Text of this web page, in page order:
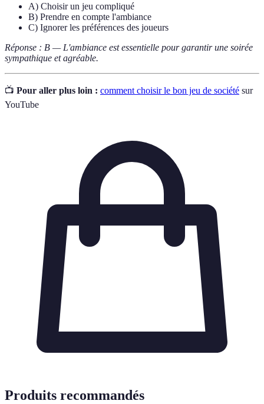
A) Choisir un jeu compliqué
B) Prendre en compte l'ambiance
C) Ignorer les préférences des joueurs
Réponse : B — L'ambiance est essentielle pour garantir une soirée
sympathique et agréable.
📺 Pour aller plus loin : comment choisir le bon jeu de société sur
YouTube
Produits recommandés